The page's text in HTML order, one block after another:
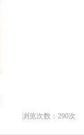
浏览次数： 290次